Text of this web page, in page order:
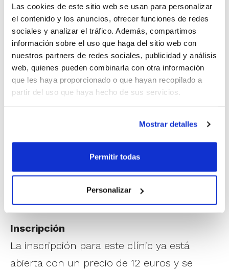
Las cookies de este sitio web se usan para personalizar
el contenido y los anuncios, ofrecer funciones de redes
sociales y analizar el tráfico. Además, compartimos
información sobre el uso que haga del sitio web con
nuestros partners de redes sociales, publicidad y análisis
web, quienes pueden combinarla con otra información
que les haya proporcionado o que hayan recopilado a
partir del uso que haya hecho de sus servicios.
Mostrar detalles
Permitir todas
Personalizar
Madrid, Baskonia y Fuenlabrada. En este
último fue donde dio el salto a dirigir el
banquillo en Liga Endesa en el año 2015.
Posteriormente estuvo una temporada en
el Zaragoza antes de regresar a
Fuenlabrada en 2019. Su última experiencia
Estudiantes la pasada campaña, también
en ACB. Además, ha dirigido en categorías
inferiores de la selección española y
participa activamente en la formación de
Inscripción
La inscripción para este clínic ya está
abierta con un precio de 12 euros y se